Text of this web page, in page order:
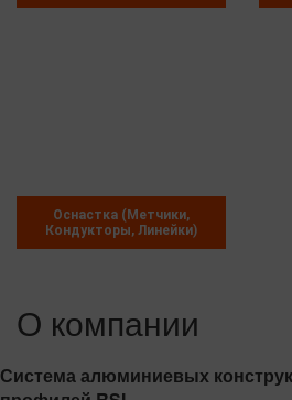
Оснастка (Метчики,
Кондукторы, Линейки)
О компании
Система алюминиевых